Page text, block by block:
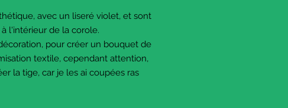
avec un liseré violet, et sont
l'intérieur de la corole.
pour créer un bouquet de
textile, cependant attention,
la tige, car je les ai coupées ras